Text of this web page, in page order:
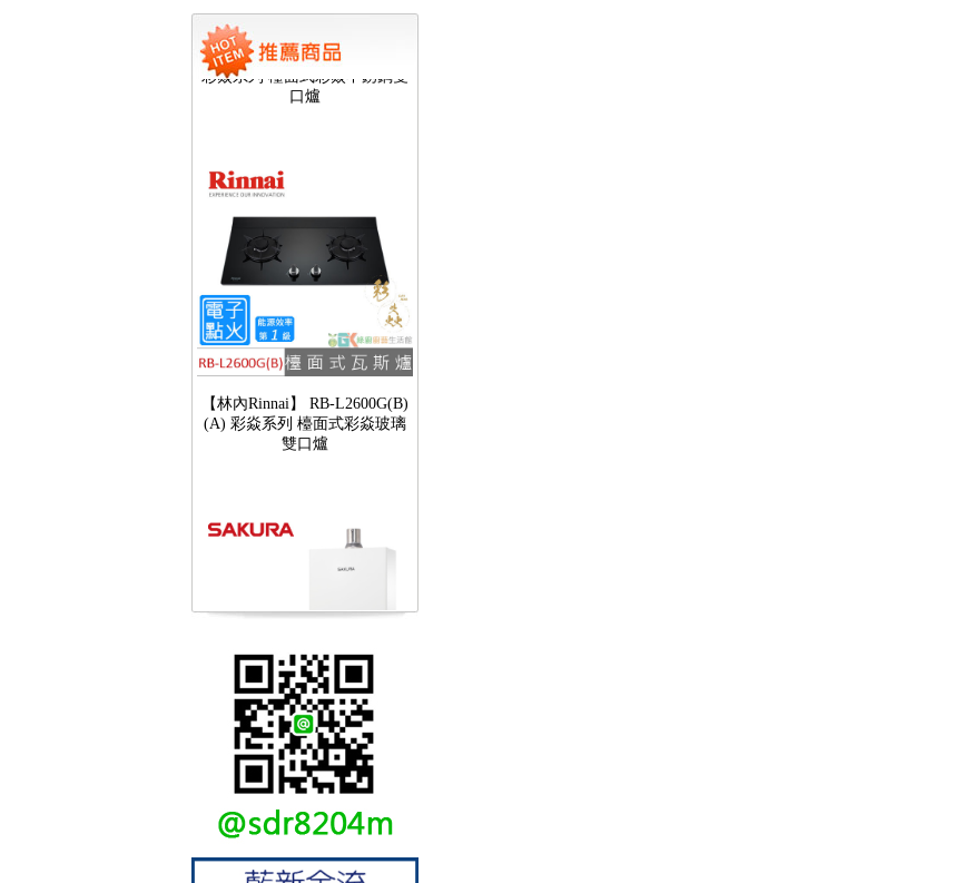
【林內Rinnai】 RB-L2600S(A)
彩焱系列 檯面式彩焱不銹鋼雙
【林內Rinnai】 RB-L2600G(B)
(A) 彩焱系列 檯面式彩焱玻璃
雙口爐
【櫻花SAKURA】 DH-1605A
16公升/分 數位恆溫 LCD溫度設
定 分段火排